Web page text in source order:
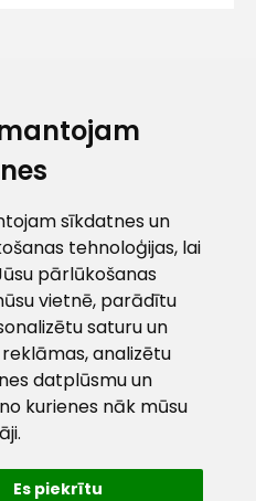
sīkdatnes un
tehnoloģijas, lai
pārlūkošanas
vietnē, parādītu
saturu un
analizētu
datplūsmu un
kurienes nāk mūsu
Es piekrītu
nov., LV - 3801
- 17:00
Klientu
atbalsts
Darbdienās:
8:00 – 17:00
(+371) 63 881
info@hards.lv